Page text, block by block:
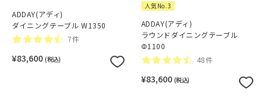
ADDAY(アディ)
ダイニングテーブル W1350
7件
¥83,600 (税込)
人気No.3
ADDAY(アディ)
ラウンドダイニングテーブル
Φ1100
48件
¥83,600 (税込)